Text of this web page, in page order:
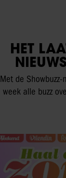
HET
Met de
week alle buzz